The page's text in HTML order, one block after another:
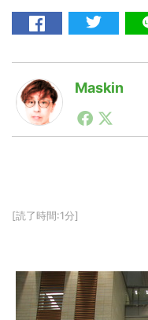
Maskin
1990年代初頭
ートアップ業
スクとして数
[読了時間:1分]
Re:Work
AI
暗号資産
VR/AR
[Voice Edition]
[YouTube]
LINE
特集
Block Data Bank
Daily